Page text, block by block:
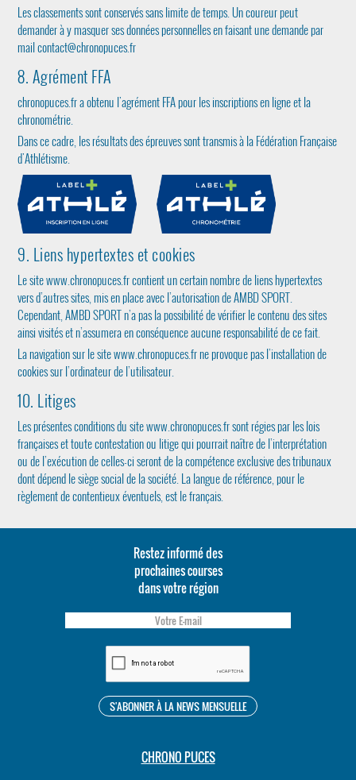
Les classements sont conservés sans limite de temps. Un coureur peut
demander à y masquer ses données personnelles en faisant une demande par
mailcontact@chronopuces.fr
8. Agrément FFA
chronopuces.fr a obtenu l'agrément FFA pour les inscriptions en ligne et la
chronométrie.
Dans ce cadre, les résultats des épreuves sont transmis à la Fédération Française
d'Athlétisme.
9. Liens hypertextes et cookies
Le site www.chronopuces.fr contient un certain nombre de liens hypertextes
vers d’autres sites, mis en place avec l’autorisation de AMBD SPORT.
Cependant, AMBD SPORT n’a pas la possibilité de vérifier le contenu des sites
ainsi visités et n’assumera en conséquence aucune responsabilité de ce fait.
La navigation sur le site www.chronopuces.fr ne provoque pas l’installation de
cookies sur l’ordinateur de l’utilisateur.
10. Litiges
Les présentes conditions du site www.chronopuces.fr sont régies par les lois
françaises et toute contestation ou litige qui pourrait naître de l’interprétation
ou de l’exécution de celles-ci seront de la compétence exclusive des tribunaux
dont dépend le siège social de la société. La langue de référence, pour le
règlement de contentieux éventuels, est le français.
Restez informé des
prochaines courses
dans votre région
CHRONO PUCES